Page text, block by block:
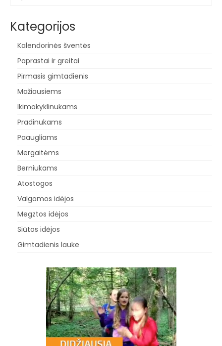
for:
Kategorijos
Kalendorinės šventės
Paprastai ir greitai
Pirmasis gimtadienis
Mažiausiems
Ikimokyklinukams
Pradinukams
Paaugliams
Mergaitėms
Berniukams
Atostogos
Valgomos idėjos
Megztos idėjos
Siūtos idėjos
Gimtadienis lauke